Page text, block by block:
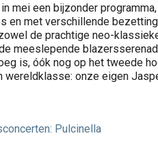
mei een bijzonder
en met verschillende
de prachtige neo-
meeslepende
is, óók nog op het tweede
wereldklasse: onze eigen
Pulcinella